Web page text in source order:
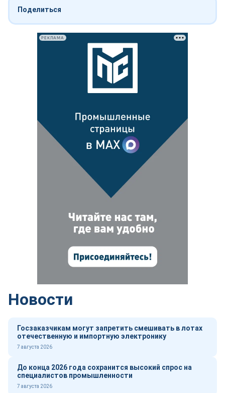
Поделиться
РЕКЛАМА
Новости
Госзаказчикам могут запретить смешивать в лотах
отечественную и импортную электронику
7 августа 2026
До конца 2026 года сохранится высокий спрос на
специалистов промышленности
7 августа 2026